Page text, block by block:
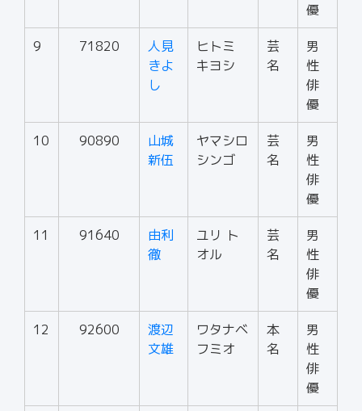
優
9 71820
人見
きよ
し
ヒトミ
キヨシ
芸
名
男
性
俳
優
10 90890
山城
新伍
ヤマシロ
シンゴ
芸
名
男
性
俳
優
11 91640
由利
徹
ユリ ト
オル
芸
名
男
性
俳
優
12 92600
渡辺
文雄
ワタナベ
フミオ
本
名
男
性
俳
優